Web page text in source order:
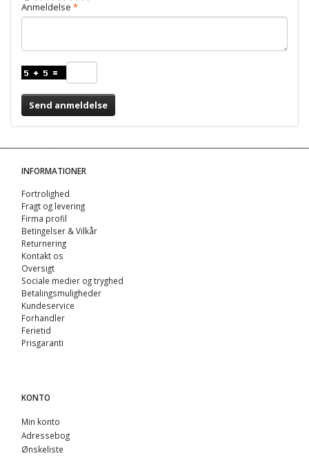
Anmeldelse
Send anmeldelse
INFORMATIONER
Fortrolighed
Fragt og levering
Firma profil
Betingelser & Vilkår
Returnering
Kontakt os
Oversigt
Sociale medier og tryghed
Betalingsmuligheder
Kundeservice
Forhandler
Ferietid
Prisgaranti
KONTO
Min konto
Adressebog
Ønskeliste